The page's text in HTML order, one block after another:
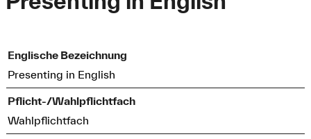
Englische Bezeichnung
Presenting in English
Pflicht-/Wahlpflichtfach
Wahlpflichtfach